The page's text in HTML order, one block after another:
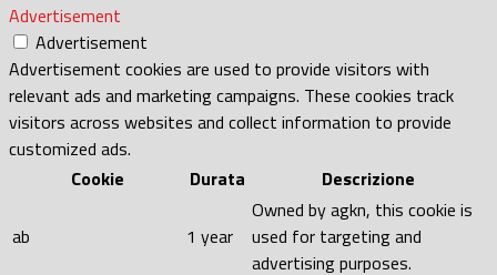
Advertisement
Advertisement
Advertisement cookies are used to provide visitors with
relevant ads and marketing campaigns. These cookies track
visitors across websites and collect information to provide
customized ads.
Cookie
Durata Descrizione
ab 1 year
Owned by agkn, this cookie is
used for targeting and
advertising purposes.